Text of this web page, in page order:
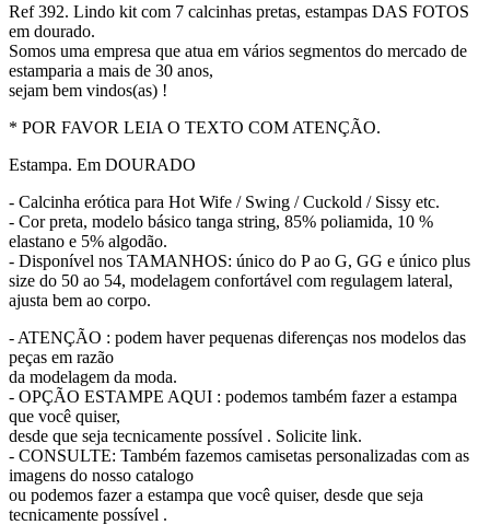
Ref 392. Lindo kit com 7 calcinhas pretas, estampas DAS FOTOS
em dourado.
Somos uma empresa que atua em vários segmentos do mercado de
estamparia a mais de 30 anos,
sejam bem vindos(as) !
* POR FAVOR LEIA O TEXTO COM ATENÇÃO.
Estampa. Em DOURADO
- Calcinha erótica para Hot Wife / Swing / Cuckold / Sissy etc.
- Cor preta, modelo básico tanga string, 85% poliamida, 10 %
elastano e 5% algodão.
- Disponível nos TAMANHOS: único do P ao G, GG e único plus
size do 50 ao 54, modelagem confortável com regulagem lateral,
ajusta bem ao corpo.
- ATENÇÃO : podem haver pequenas diferenças nos modelos das
peças em razão
da modelagem da moda.
- OPÇÃO ESTAMPE AQUI : podemos também fazer a estampa
que você quiser,
desde que seja tecnicamente possível . Solicite link.
- CONSULTE: Também fazemos camisetas personalizadas com as
imagens do nosso catalogo
ou podemos fazer a estampa que você quiser, desde que seja
tecnicamente possível .